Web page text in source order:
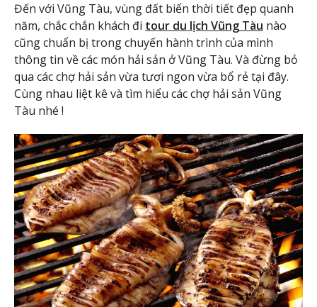
Đến với Vũng Tàu, vùng đất biển thời tiết đẹp quanh
năm, chắc chắn khách đi tour du lịch Vũng Tàu nào
cũng chuẩn bị trong chuyến hành trình của mình
thông tin về các món hải sản ở Vũng Tàu. Và đừng bỏ
qua các chợ hải sản vừa tươi ngon vừa bổ rẻ tại đây.
Cùng nhau liệt kê và tìm hiểu các chợ hải sản Vũng
Tàu nhé !